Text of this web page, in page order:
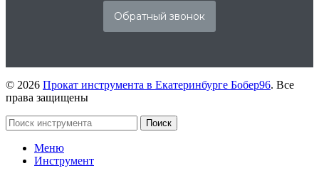
Обратный звонок
© 2026 Прокат инструмента в Екатеринбурге Бобер96. Все
права защищены
Поиск
Меню
Инструмент